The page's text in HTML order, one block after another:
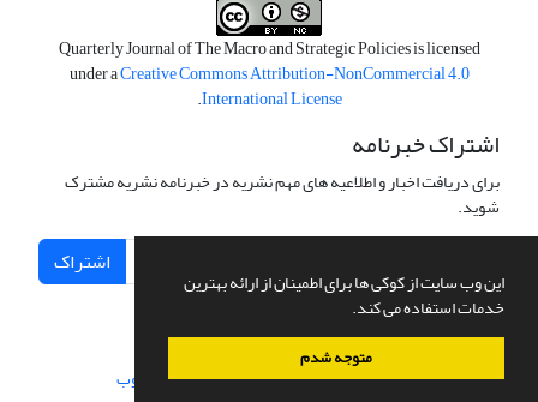
این وب سایت از کوکی ها برای اطمینان از ارائه بهترین
خدمات استفاده می کند.
متوجه شدم
Quarterly Journal of The Macro and Strategic Policies is licensed
under aCreative Commons Attribution-NonCommercial 4.0
International License
.
اشتراک خبرنامه
برای دریافت اخبار و اطلاعیه های مهم نشریه در خبرنامه نشریه مشترک
شوید.
اشتراک
سامانه مدیریت نشریات علمی.طراحی و پیاده سازی از سیناوب